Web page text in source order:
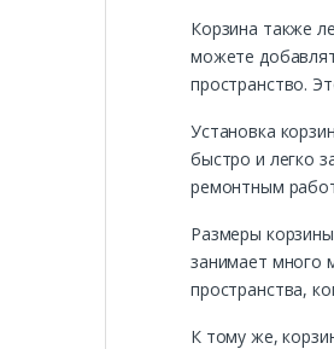
Корзина также
можете
пространство.
Установка
быстро и легко
ремонтным
Размеры
занимает много
пространства,
К тому же,